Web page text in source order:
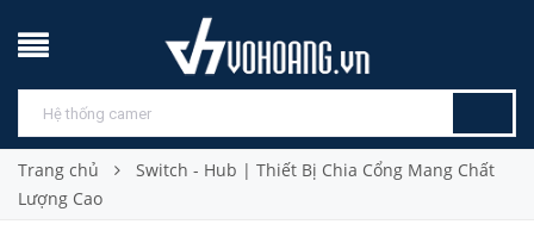
Trang chủ
Switch - Hub | Thiết Bị Chia Cổng Mang Chất
Lượng Cao